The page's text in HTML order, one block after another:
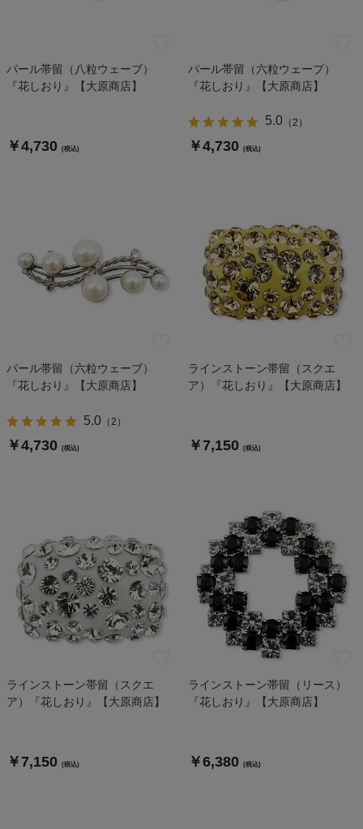
パール帯留（八粒ウェーブ）
『花しおり』【大原商店】
￥4,730 (税込)
パール帯留（六粒ウェーブ）
『花しおり』【大原商店】
5.0（2 ）
￥4,730 (税込)
パール帯留（六粒ウェーブ）
『花しおり』【大原商店】
5.0（2 ）
￥4,730 (税込)
ラインストーン帯留（スクエ
ア）『花しおり』【大原商店】
￥7,150 (税込)
ラインストーン帯留（スクエ
ア）『花しおり』【大原商店】
￥7,150 (税込)
ラインストーン帯留（リース）
『花しおり』【大原商店】
￥6,380 (税込)